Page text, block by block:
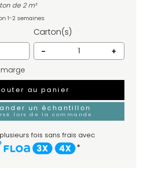
de 2 m²
1-2 semaines
Carton(s)
-
+
marge
au panier
un échantillon
lors de la commande
fois sans frais avec
*